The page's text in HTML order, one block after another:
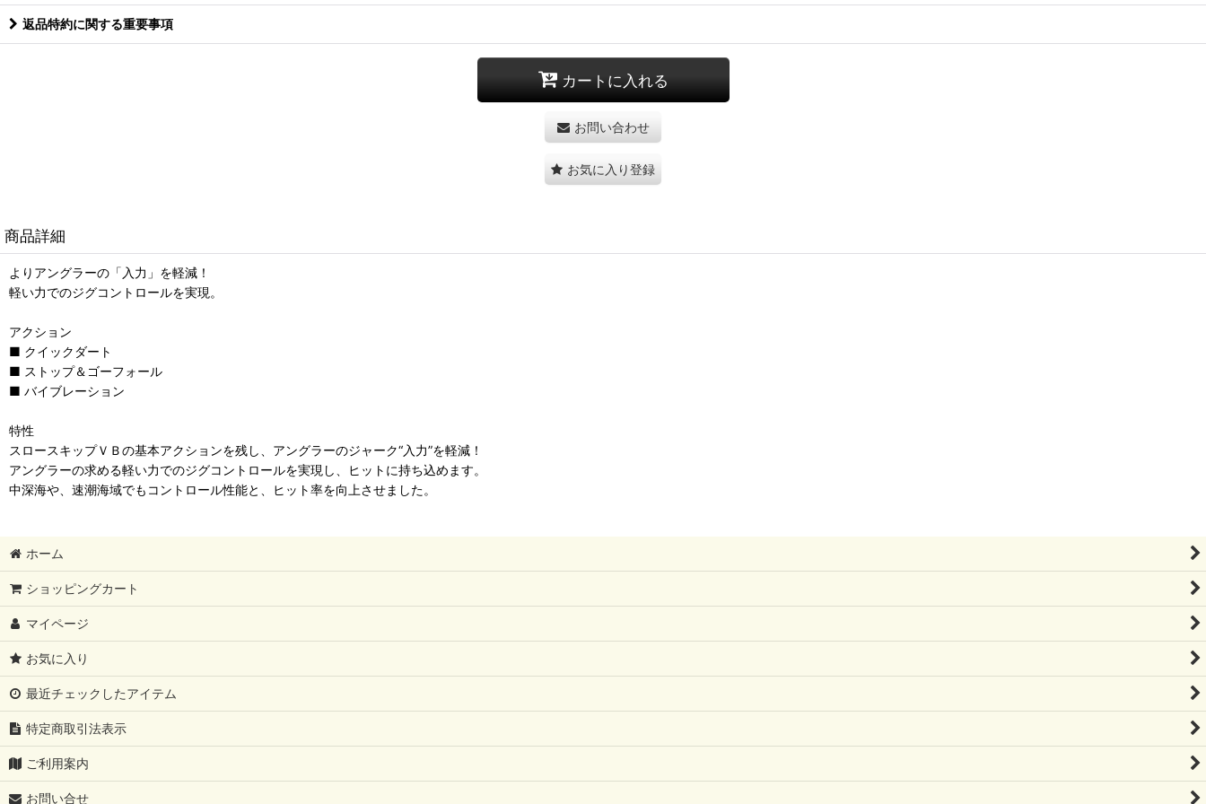
返品特約に関する重要事項
カートに入れる
お問い合わせ
お気に入り登録
商品詳細
よりアングラーの「入力」を軽減！
軽い力でのジグコントロールを実現。
アクション
■ クイックダート
■ ストップ＆ゴーフォール
■ バイブレーション
特性
スロースキップＶＢの基本アクションを残し、アングラーのジャーク“入力”を軽減！
アングラーの求める軽い力でのジグコントロールを実現し、ヒットに持ち込めます。
中深海や、速潮海域でもコントロール性能と、ヒット率を向上させました。
ホーム
ショッピングカート
マイページ
お気に入り
最近チェックしたアイテム
特定商取引法表示
ご利用案内
お問い合せ